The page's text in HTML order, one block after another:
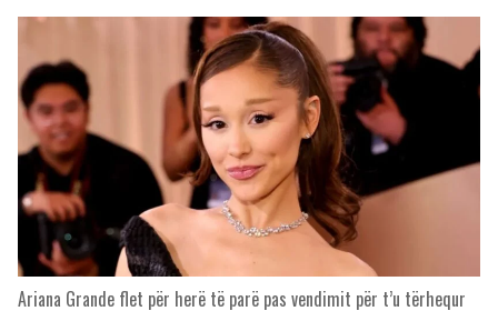
Ariana Grande flet për herë të parë pas vendimit për t’u tërhequr